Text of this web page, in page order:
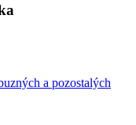
a pozostalých